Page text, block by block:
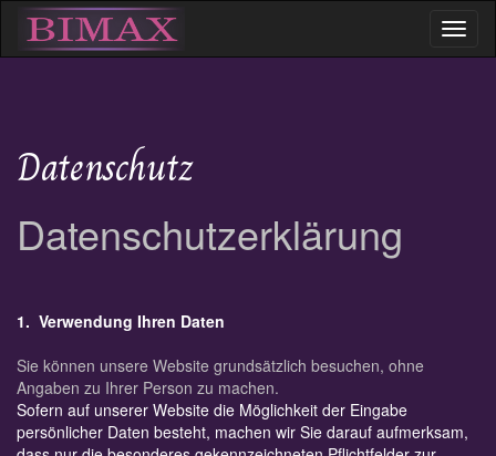
Datenschutz
Datenschutzerklärung
1. Verwendung Ihren Daten
Sie können unsere Website grundsätzlich besuchen, ohne
Angaben zu Ihrer Person zu machen.
Sofern auf unserer Website die Möglichkeit der Eingabe
persönlicher Daten besteht, machen wir Sie darauf aufmerksam,